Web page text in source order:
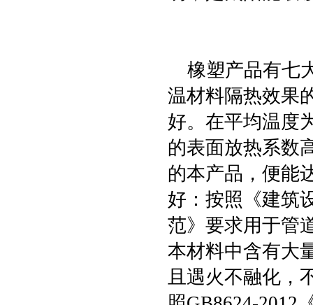
橡塑产品有七
温材料隔热效果
好。在平均温度
的表面放热系数
的本产品，便能
好：按照《建筑
范》要求用于管
本材料中含有大
且遇火不融化，